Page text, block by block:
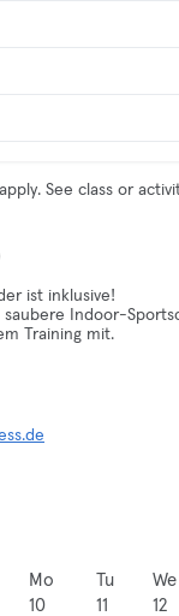
See class or
ist inklusive!
saubere Indoor-
Training mit.
Mo
10
Tu
11
We
12